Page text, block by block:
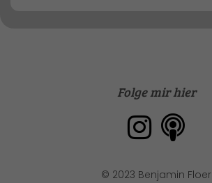
Folge mir hier
© 2023 Benjamin Floer